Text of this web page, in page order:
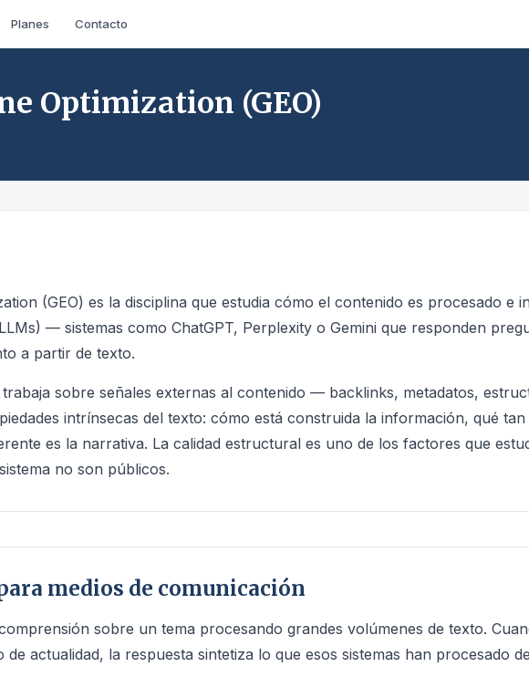
Planes Contacto
Optimization (GEO)
(GEO) es la disciplina que estudia cómo el contenido es procesado e
— sistemas como ChatGPT, Perplexity o Gemini que responden
a partir de texto.
trabaja sobre señales externas al contenido — backlinks, metadatos,
intrínsecas del texto: cómo está construida la información, qué
es la narrativa. La calidad estructural es uno de los factores que
no son públicos.
medios de comunicación
sobre un tema procesando grandes volúmenes de texto.
actualidad, la respuesta sintetiza lo que esos sistemas han procesado